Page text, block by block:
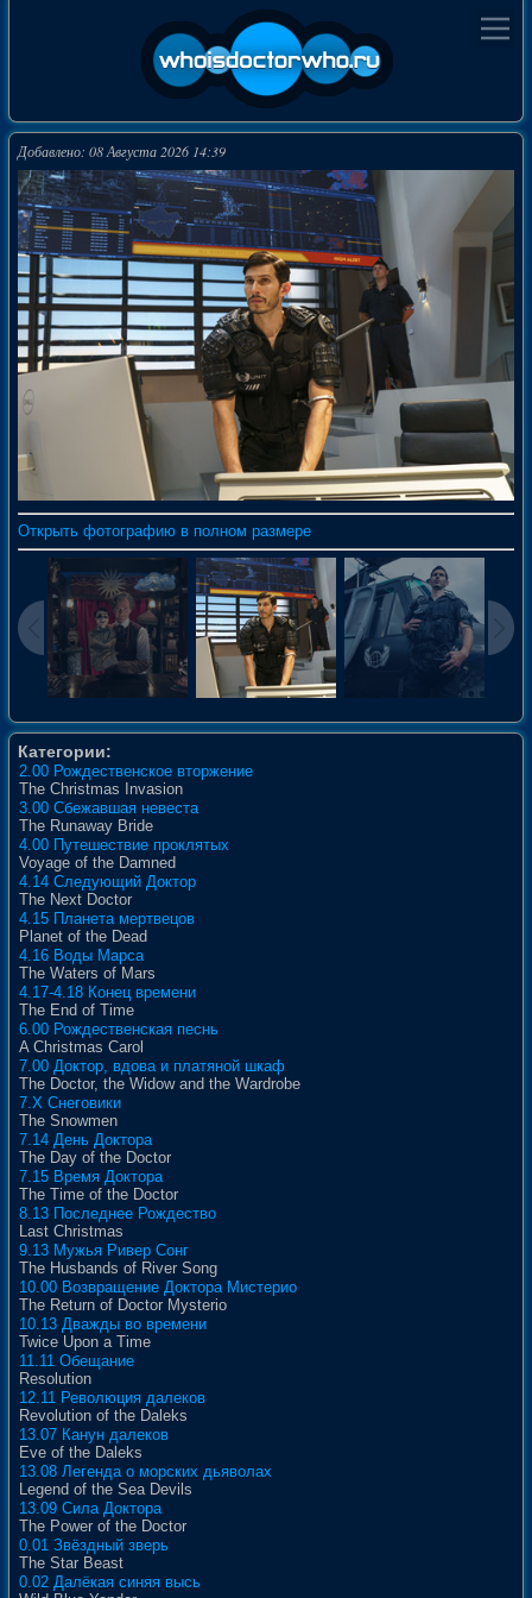
Добавлено: 08 Августа 2026 14:39
Открыть фотографию в полном размере
Категории:
2.00 Рождественское вторжение
The Christmas Invasion
3.00 Сбежавшая невеста
The Runaway Bride
4.00 Путешествие проклятых
Voyage of the Damned
4.14 Следующий Доктор
The Next Doctor
4.15 Планета мертвецов
Planet of the Dead
4.16 Воды Марса
The Waters of Mars
4.17-4.18 Конец времени
The End of Time
6.00 Рождественская песнь
A Christmas Carol
7.00 Доктор, вдова и платяной шкаф
The Doctor, the Widow and the Wardrobe
7.X Снеговики
The Snowmen
7.14 День Доктора
The Day of the Doctor
7.15 Время Доктора
The Time of the Doctor
8.13 Последнее Рождество
Last Christmas
9.13 Мужья Ривер Сонг
The Husbands of River Song
10.00 Возвращение Доктора Мистерио
The Return of Doctor Mysterio
10.13 Дважды во времени
Twice Upon a Time
11.11 Обещание
Resolution
12.11 Революция далеков
Revolution of the Daleks
13.07 Канун далеков
Eve of the Daleks
13.08 Легенда о морских дьяволах
Legend of the Sea Devils
13.09 Сила Доктора
The Power of the Doctor
0.01 Звёздный зверь
The Star Beast
0.02 Далёкая синяя высь